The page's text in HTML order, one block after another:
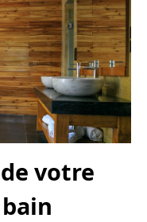
votre